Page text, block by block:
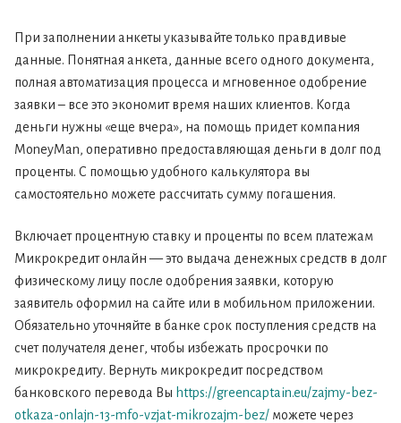
При заполнении анкеты указывайте только правдивые
данные. Понятная анкета, данные всего одного документа,
полная автоматизация процесса и мгновенное одобрение
заявки – все это экономит время наших клиентов. Когда
деньги нужны «еще вчера», на помощь придет компания
MoneyMan, оперативно предоставляющая деньги в долг под
проценты. С помощью удобного калькулятора вы
самостоятельно можете рассчитать сумму погашения.
Включает процентную ставку и проценты по всем платежам
Микрокредит онлайн — это выдача денежных средств в долг
физическому лицу после одобрения заявки, которую
заявитель оформил на сайте или в мобильном приложении.
Обязательно уточняйте в банке срок поступления средств на
счет получателя денег, чтобы избежать просрочки по
микрокредиту. Вернуть микрокредит посредством
банковского перевода Вы https://greencaptain.eu/zajmy-bez-
otkaza-onlajn-13-mfo-vzjat-mikrozajm-bez/ можете через